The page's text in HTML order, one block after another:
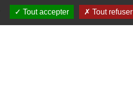
Tout accepter Tout refuser